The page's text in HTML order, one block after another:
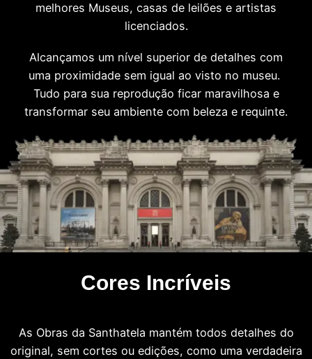
melhores Museus, casas de leilões e artistas
licenciados.
Alcançamos um nível superior de detalhes com
uma proximidade sem igual ao visto no museu.
Tudo para sua reprodução ficar maravilhosa e
transformar seu ambiente com beleza e requinte.
Cores Incríveis
As Obras da Santhatela mantém todos detalhes do
original, sem cortes ou edições, como uma verdadeira